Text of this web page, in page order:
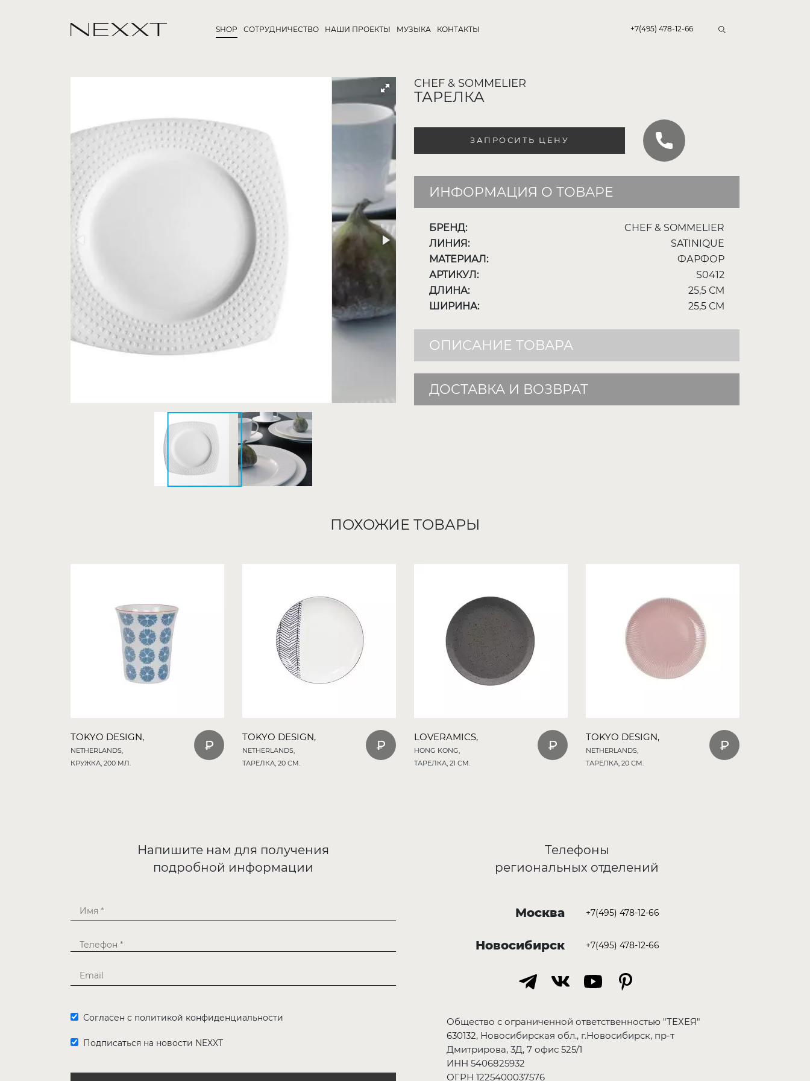
SHOP СОТРУДНИЧЕСТВО НАШИ ПРОЕКТЫ МУЗЫКА КОНТАКТЫ +7(495) 478-12-66
CHEF & SOMMELIER
ТАРЕЛКА
ЗАПРОСИТЬ ЦЕНУ
ИНФОРМАЦИЯ О ТОВАРЕ
БРЕНД:
CHEF & SOMMELIER
ЛИНИЯ:
SATINIQUE
МАТЕРИАЛ:
ФАРФОР
АРТИКУЛ:
S0412
ДЛИНА:
25,5 СМ
ШИРИНА:
25,5 СМ
ОПИСАНИЕ ТОВАРА
ДОСТАВКА И ВОЗВРАТ
ПОХОЖИЕ ТОВАРЫ
TOKYO DESIGN,
NETHERLANDS,
КРУЖКА, 200 МЛ.
TOKYO DESIGN,
NETHERLANDS,
ТАРЕЛКА, 20 СМ.
LOVERAMICS,
HONG KONG,
ТАРЕЛКА, 21 СМ.
TOKYO DESIGN,
NETHERLANDS,
ТАРЕЛКА, 20 СМ.
Напишите нам для получения
подробной информации
Согласен с политикой конфиденциальности
Подписаться на новости NEXXT
Телефоны
региональных отделений
Москва +7(495) 478-12-66
Новосибирск +7(495) 478-12-66
Общество с ограниченной ответственностью "ТЕХЕЯ"
630132, Новосибирская обл., г.Новосибирск, пр-т
Дмитрирова, 3Д, 7 офис 525/1
ИНН 5406825932
ОГРН 1225400037576